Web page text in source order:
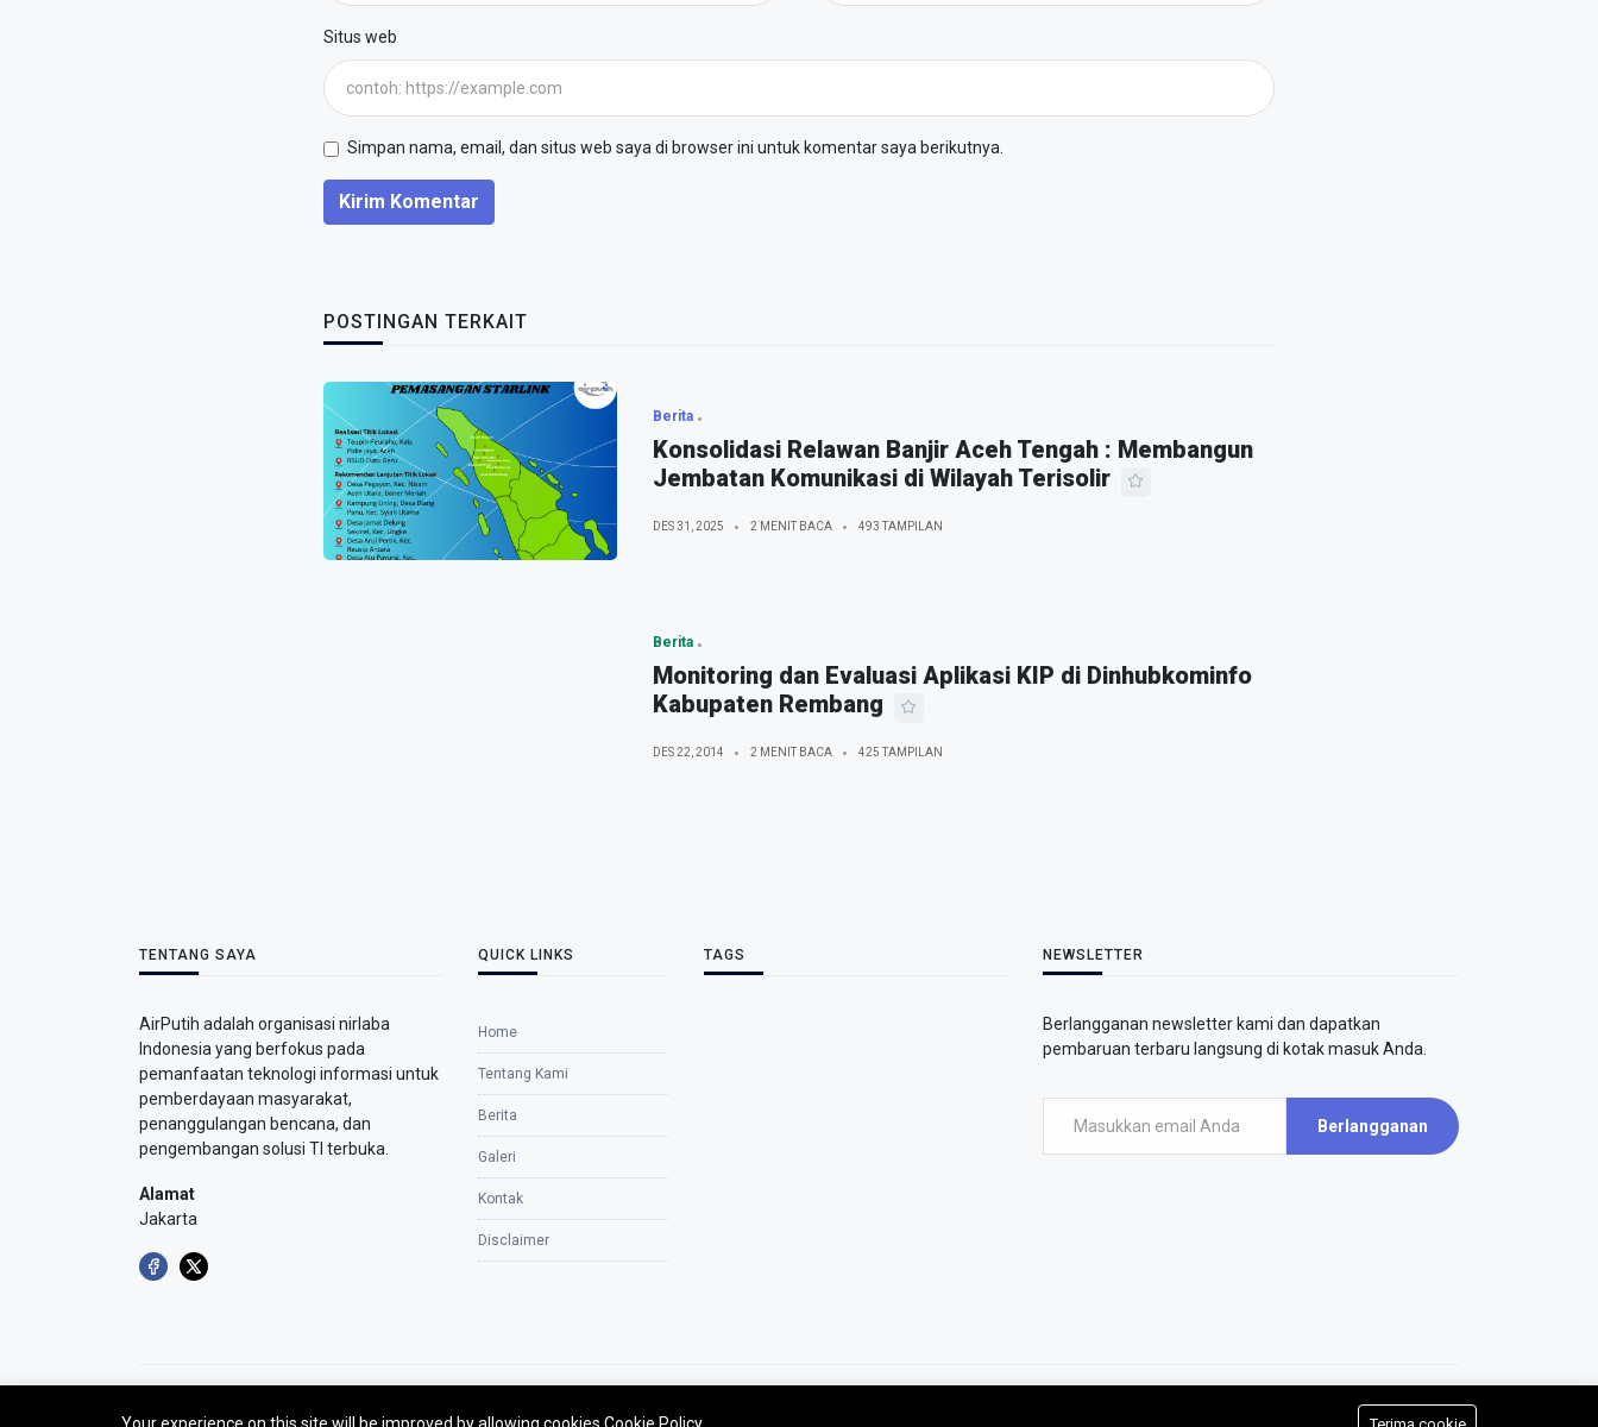
Situs web
Simpan nama, email, dan situs web saya di browser ini untuk komentar saya berikutnya.
Kirim Komentar
POSTINGAN TERKAIT
Berita
Konsolidasi Relawan Banjir Aceh Tengah : Membangun
Jembatan Komunikasi di Wilayah Terisolir
DES 31, 2025 2 MENIT BACA 493 TAMPILAN
Berita
Monitoring dan Evaluasi Aplikasi KIP di Dinhubkominfo
Kabupaten Rembang
DES 22, 2014 2 MENIT BACA 425 TAMPILAN
TENTANG SAYA
AirPutih adalah organisasi nirlaba
Indonesia yang berfokus pada
pemanfaatan teknologi informasi untuk
pemberdayaan masyarakat,
penanggulangan bencana, dan
pengembangan solusi TI terbuka.
Alamat
Jakarta
QUICK LINKS
Home
Tentang Kami
Berita
Galeri
Kontak
Disclaimer
TAGS NEWSLETTER
Berlangganan newsletter kami dan dapatkan
pembaruan terbaru langsung di kotak masuk Anda.
Berlangganan
AirPutih | All rights reserved.